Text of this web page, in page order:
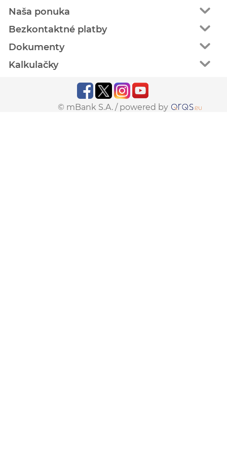
Naša ponuka
Bezkontaktné platby
Dokumenty
Kalkulačky
© mBank S.A. / powered by